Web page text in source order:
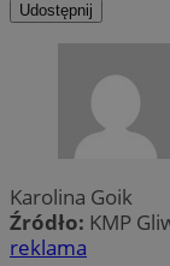
Udostępnij
Karolina Goik
Źródło: KMP
reklama